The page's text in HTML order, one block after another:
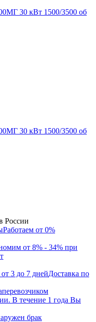
России
Работаем от 0%
от 8% - 34% при
Доставка по
В течение 1 года Вы
брак